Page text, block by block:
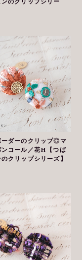
ーダーのクリップ◎マ
コール／花H【つば
クリップシリーズ】